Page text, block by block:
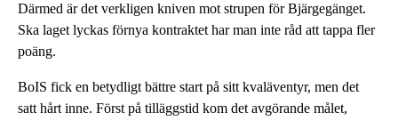
Därmed är det verkligen kniven mot strupen för Bjärgegänget.
Ska laget lyckas förnya kontraktet har man inte råd att tappa fler
poäng.
BoIS fick en betydligt bättre start på sitt kvaläventyr, men det
satt hårt inne. Först på tilläggstid kom det avgörande målet,